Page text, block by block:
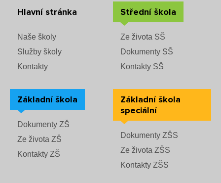
Hlavní stránka
Naše školy
Služby školy
Kontakty
Střední škola
Ze života SŠ
Dokumenty SŠ
Kontakty SŠ
Základní škola
Dokumenty ZŠ
Ze života ZŠ
Kontakty ZŠ
Základní škola
speciální
Dokumenty ZŠS
Ze života ZŠS
Kontakty ZŠS